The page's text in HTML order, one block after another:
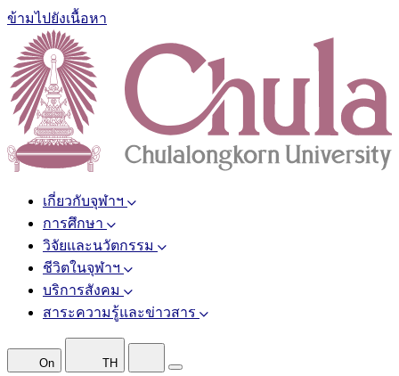
ข้ามไปยังเนื้อหา
เกี่ยวกับจุฬาฯ
การศึกษา
วิจัยและนวัตกรรม
ชีวิตในจุฬาฯ
บริการสังคม
สาระความรู้และข่าวสาร
On TH